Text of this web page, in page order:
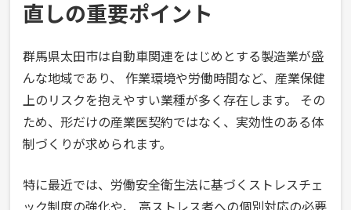
直しの重要ポイント
群馬県太田市は自動車関連をはじめとする製造業が盛
んな地域であり、 作業環境や労働時間など、産業保健
上のリスクを抱えやすい業種が多く存在します。 その
ため、形だけの産業医契約ではなく、実効性のある体
制づくりが求められます。
特に最近では、労働安全衛生法に基づくストレスチェ
ック制度の強化や、 高ストレス者への個別対応の必要